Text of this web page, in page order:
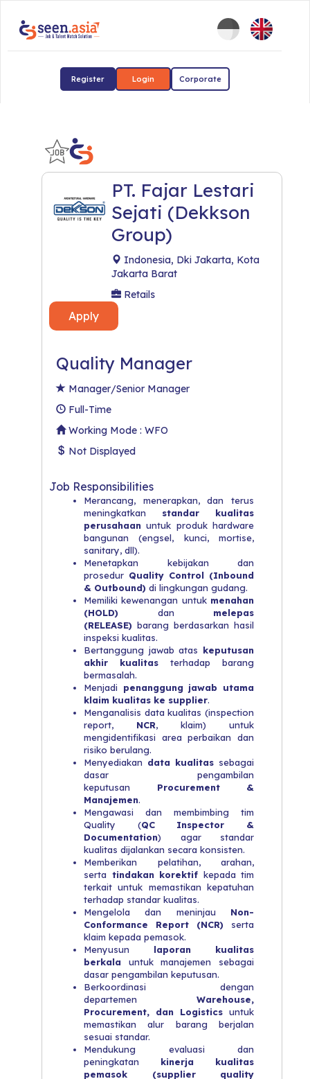
Register Login Corporate
PT. Fajar Lestari
Sejati (Dekkson
Group)
Indonesia, Dki Jakarta, Kota
Jakarta Barat
Retails
Apply
Quality Manager
Manager/Senior Manager
Full-Time
Working Mode : WFO
Not Displayed
Job Responsibilities
Merancang, menerapkan, dan terus
meningkatkan standar kualitas
perusahaan untuk produk hardware
bangunan (engsel, kunci, mortise,
sanitary, dll).
Menetapkan kebijakan dan
prosedur Quality Control (Inbound
& Outbound) di lingkungan gudang.
Memiliki kewenangan untuk menahan
(HOLD) dan melepas
(RELEASE) barang berdasarkan hasil
inspeksi kualitas.
Bertanggung jawab atas keputusan
akhir kualitas terhadap barang
bermasalah.
Menjadi penanggung jawab utama
klaim kualitas ke supplier.
Menganalisis data kualitas (inspection
report, NCR, klaim) untuk
mengidentifikasi area perbaikan dan
risiko berulang.
Menyediakan data kualitas sebagai
dasar pengambilan
keputusan Procurement &
Manajemen.
Mengawasi dan membimbing tim
Quality (QC Inspector &
Documentation) agar standar
kualitas dijalankan secara konsisten.
Memberikan pelatihan, arahan,
serta tindakan korektif kepada tim
terkait untuk memastikan kepatuhan
terhadap standar kualitas.
Mengelola dan meninjau Non-
Conformance Report (NCR) serta
klaim kepada pemasok.
Menyusun laporan kualitas
berkala untuk manajemen sebagai
dasar pengambilan keputusan.
Berkoordinasi dengan
departemen Warehouse,
Procurement, dan Logistics untuk
memastikan alur barang berjalan
sesuai standar.
Mendukung evaluasi dan
peningkatan kinerja kualitas
pemasok (supplier quality